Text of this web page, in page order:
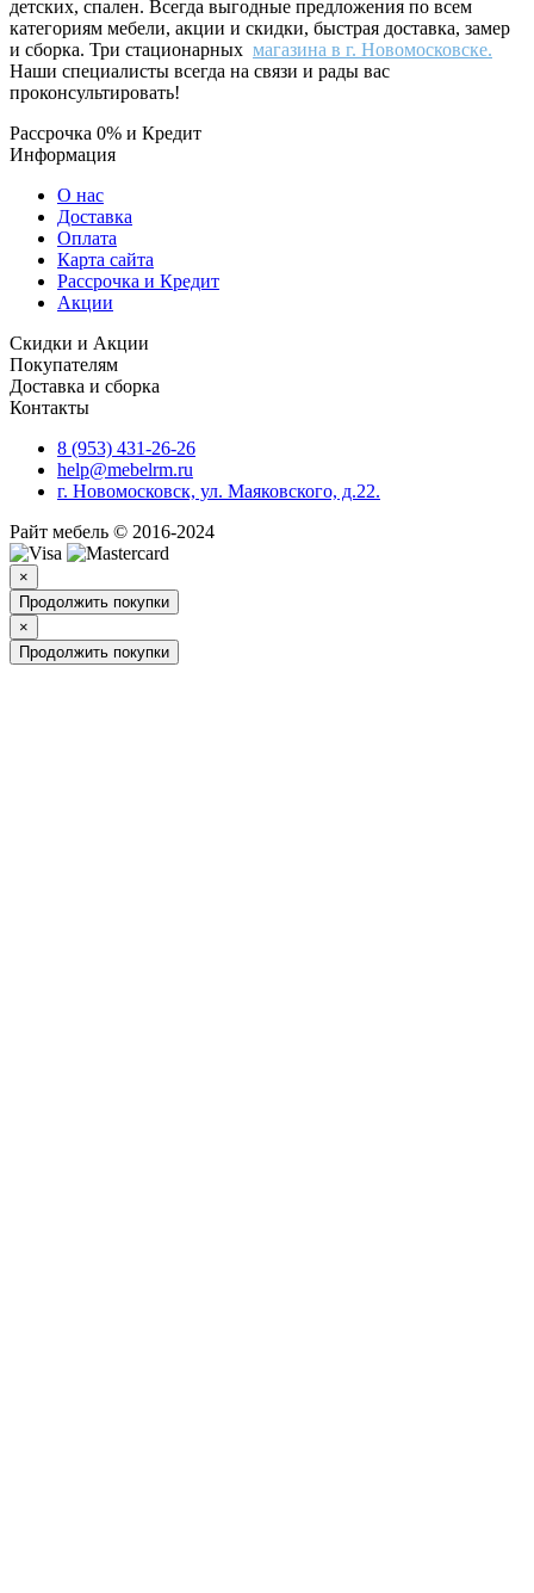
детских, спален. Всегда выгодные предложения по всем
категориям мебели, акции и скидки, быстрая доставка, замер
и сборка. Три стационарных магазина в г. Новомосковске.
Наши специалисты всегда на связи и рады вас
проконсультировать!
Рассрочка 0% и Кредит
Информация
О нас
Доставка
Оплата
Карта сайта
Рассрочка и Кредит
Акции
Скидки и Акции
Покупателям
Доставка и сборка
Контакты
8 (953) 431-26-26
help@mebelrm.ru
г. Новомосковск, ул. Маяковского, д.22.
Райт мебель © 2016-2024
×
Продолжить покупки
×
Продолжить покупки